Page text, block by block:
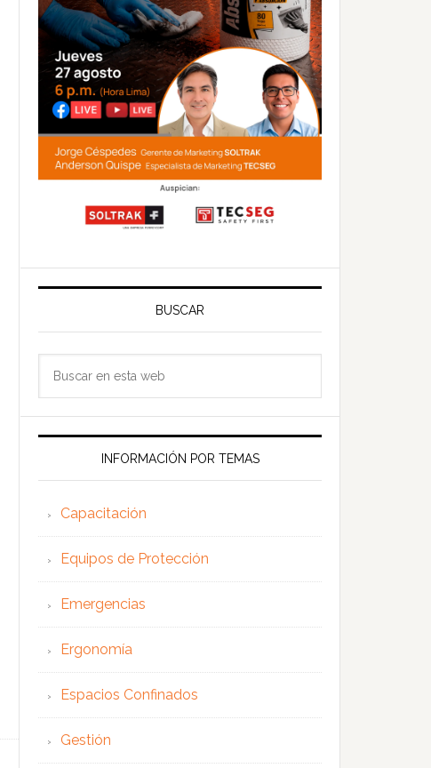
BUSCAR
web
INFORMACIÓN POR TEMAS
Capacitación
Equipos de Protección
Emergencias
Ergonomía
Espacios Confinados
Gestión